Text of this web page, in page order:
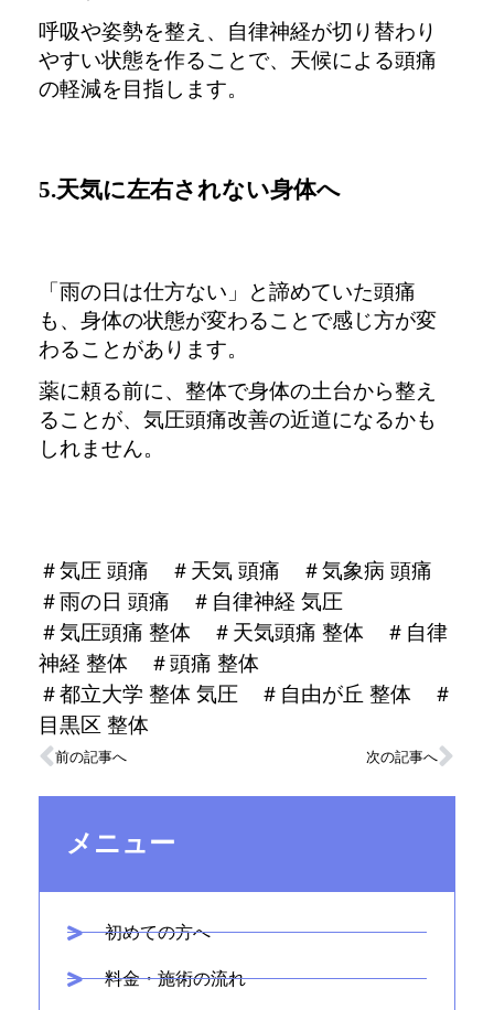
メニュー
初めての方へ
料金・施術の流れ
呼吸や姿勢を整え、 自律神経が切り替わり
やすい状態を作ることで、 天候による頭痛
の軽減を目指します。
5.天気に左右されない身体へ
「雨の日は仕方ない」と諦めていた頭痛
も、 身体の状態が変わることで感じ方が変
わることがあります。
薬に頼る前に、整体で身体の土台から整え
ることが、 気圧頭痛改善の近道になるかも
しれません。
＃気圧 頭痛 ＃ 天気 頭痛 ＃気象病 頭痛
＃雨の日 頭痛 ＃ 自律神経 気圧
＃気圧頭痛 整体 ＃ 天気頭痛 整体 ＃ 自律
神経 整体
＃頭痛 整体
＃都立大学 整体 気圧 ＃自由が丘 整体 ＃
目黒区 整体
前の記事へ 次の記事へ